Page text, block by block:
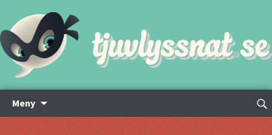
Meny
innehåll
Sök